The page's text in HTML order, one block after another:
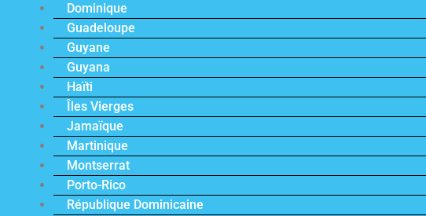
Dominique
Guadeloupe
Guyane
Guyana
Haïti
Îles Vierges
Jamaïque
Martinique
Montserrat
Porto-Rico
République Dominicaine